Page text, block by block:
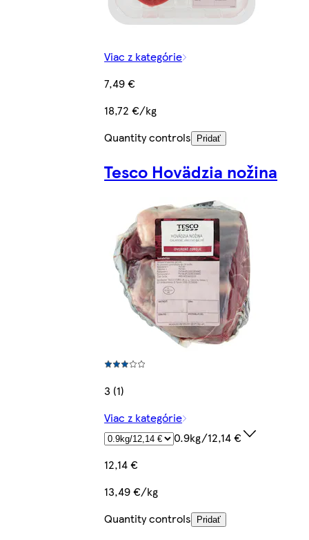
Viac z kategórie
7,49 €
18,72 €/kg
Quantity controls
Pridať
Tesco Hovädzia nožina
3 (1)
Viac z kategórie
0.9kg/12,14 €
12,14 €
13,49 €/kg
Quantity controls
Pridať